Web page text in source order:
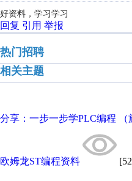
好资料，学习学习
回复 引用 举报
热门招聘
相关主题
分享：一步一步学PLC编程 （
欧姆龙ST编程资料